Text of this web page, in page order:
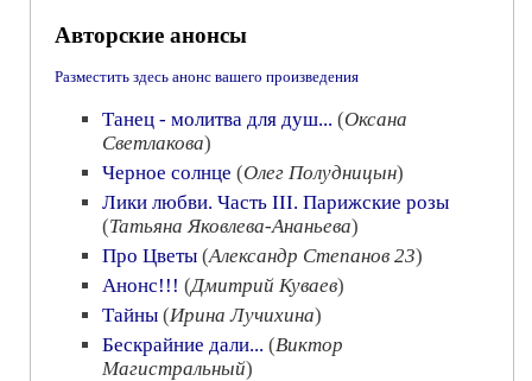
Авторские анонсы
Разместить здесь анонс вашего произведения
Танец - молитва для душ... (Оксана
Светлакова)
Черное солнце (Олег Полудницын)
Лики любви. Часть III. Парижские розы
(Татьяна Яковлева-Ананьева)
Про Цветы (Александр Степанов 23)
Анонс!!! (Дмитрий Куваев)
Тайны (Ирина Лучихина)
Бескрайние дали... (Виктор
Магистральный)